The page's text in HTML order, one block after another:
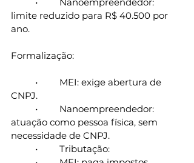
limite reduzido para R$ 40.500 por
ano.
Formalização:
CNPJ.
atuação como pessoa física, sem
necessidade de CNPJ.
	•	Tributação: